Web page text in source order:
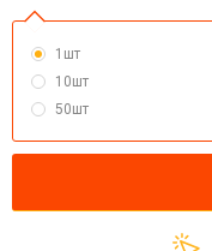
1шт
10шт
50шт